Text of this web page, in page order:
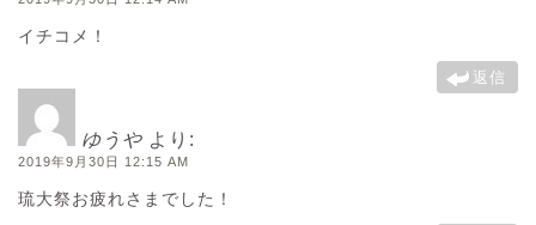
イチコメ！
返信
ゆうや より:
2019年9月30日 12:15 AM
琉大祭お疲れさまでした！